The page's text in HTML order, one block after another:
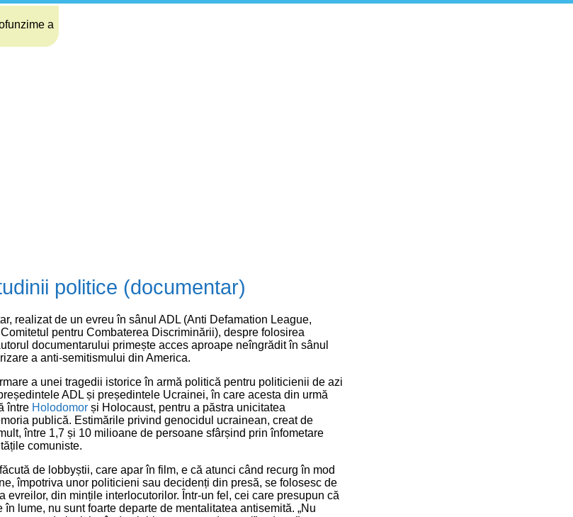
a
politice (documentar)
realizat de un evreu în sânul ADL (Anti Defamation League,
pentru Combaterea Discriminării), despre folosirea
documentarului primește acces aproape neîngrădit în sânul
a anti-semitismului din America.
a unei tragedii istorice în armă politică pentru politicienii de azi
ADL și președintele Ucrainei, în care acesta din urmă
între Holodomor și Holocaust, pentru a păstra unicitatea
publică. Estimările privind genocidul ucrainean, creat de
între 1,7 și 10 milioane de persoane sfârșind prin înfometare
comuniste.
de lobbyștii, care apar în film, e că atunci când recurg în mod
împotriva unor politicieni sau decidenți din presă, se folosesc de
evreilor, din mințile interlocutorilor. Într-un fel, cei care presupun că
lume, nu sunt foarte departe de mentalitatea antisemită. „Nu